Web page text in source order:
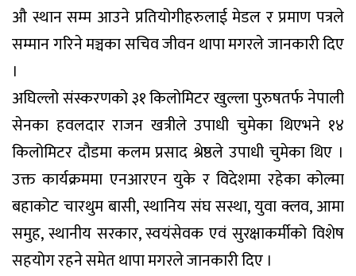
औ स्थान सम्म आउने प्रतियोगीहरुलाई मेडल र प्रमाण पत्रले
सम्मान गरिने मञ्चका सचिव जीवन थापा मगरले जानकारी दिए
।
अघिल्लो संस्करणको ३१ किलोमिटर खुल्ला पुरुषतर्फ नेपाली
सेनका हवलदार राजन खत्रीले उपाधी चुमेका थिएभने १४
किलोमिटर दौडमा कलम प्रसाद श्रेष्ठले उपाधी चुमेका थिए ।
उक्त कार्यक्रममा एनआरएन युके र विदेशमा रहेका कोल्मा
बहाकोट चारथुम बासी, स्थानिय संघ सस्था, युवा क्लव, आमा
समुह, स्थानीय सरकार, स्वयंसेवक एवं सुरक्षाकर्मीको विशेष
सहयोग रहने समेत थापा मगरले जानकारी दिए ।